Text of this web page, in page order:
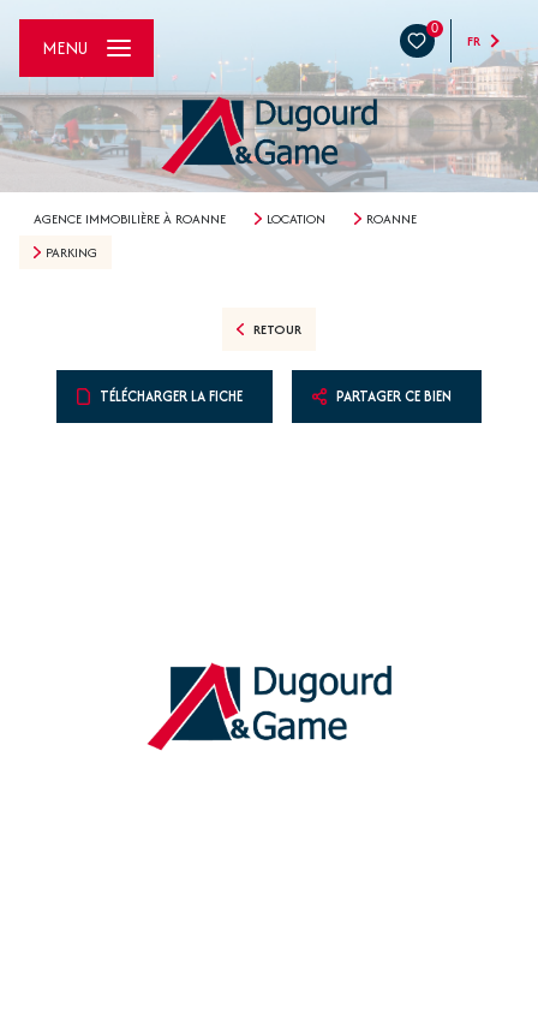
0
FR
MENU
AGENCE IMMOBILIÈRE À ROANNE LOCATION
ROANNE
PARKING
RETOUR
TÉLÉCHARGER LA FICHE PARTAGER CE BIEN